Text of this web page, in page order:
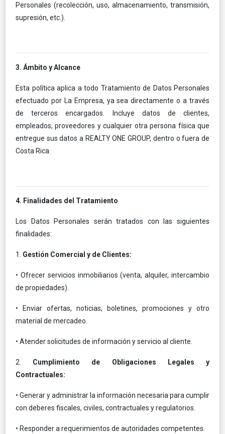
Personales (recolección, uso, almacenamiento, transmisión,
supresión, etc.).
3. Ámbito y Alcance
Esta política aplica a todo Tratamiento de Datos Personales
efectuado por La Empresa, ya sea directamente o a través
de terceros encargados. Incluye datos de clientes,
empleados, proveedores y cualquier otra persona física que
entregue sus datos a REALTY ONE GROUP, dentro o fuera de
Costa Rica.
4. Finalidades del Tratamiento
Los Datos Personales serán tratados con las siguientes
finalidades:
1. Gestión Comercial y de Clientes:
• Ofrecer servicios inmobiliarios (venta, alquiler, intercambio
de propiedades).
• Enviar ofertas, noticias, boletines, promociones y otro
material de mercadeo.
• Atender solicitudes de información y servicio al cliente.
2. Cumplimiento de Obligaciones Legales y
Contractuales:
• Generar y administrar la información necesaria para cumplir
con deberes fiscales, civiles, contractuales y regulatorios.
• Responder a requerimientos de autoridades competentes.